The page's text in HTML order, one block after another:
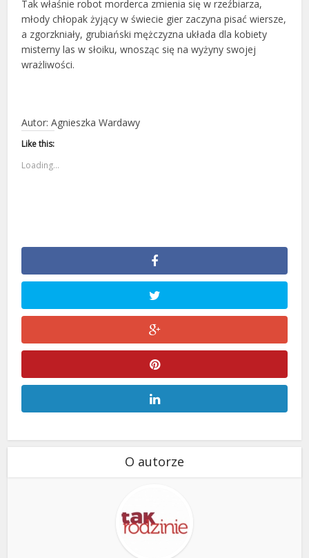
Tak właśnie robot morderca zmienia się w rzeźbiarza,
młody chłopak żyjący w świecie gier zaczyna pisać wiersze,
a zgorzkniały, grubiański mężczyzna układa dla kobiety
misterny las w słoiku, wnosząc się na wyżyny swojej
wrażliwości.
Autor: Agnieszka Wardawy
Like this:
Loading...
O autorze